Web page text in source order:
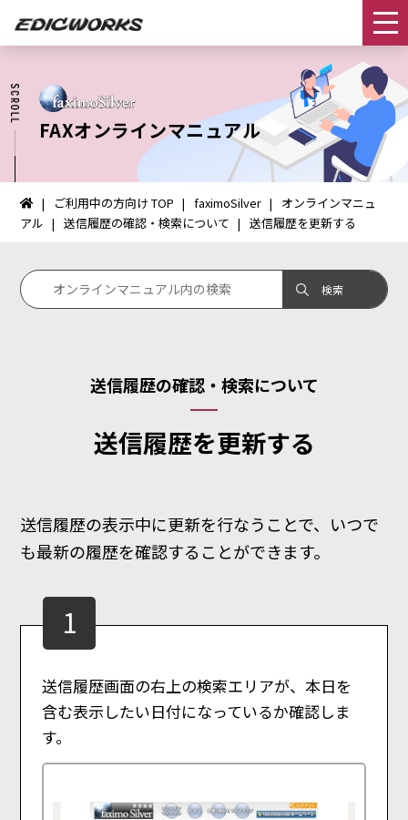
FAXオンラインマニュアル
イ
ご利用中の方向け TOP faximoSilver
オンラインマニュ
アル
送信履歴の確認・検索について 送信履歴を更新する
送信履歴の確認・検索について
送信履歴を更新する
送信履歴の表示中に更新を行なうことで、いつで
も最新の履歴を確認することができます。
1
送信履歴画面の右上の検索エリアが、本日を
含む表示したい日付になっているか確認しま
す。